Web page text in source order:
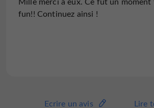
fun!! Continuez ainsi !
Lire
Ecrire un avis